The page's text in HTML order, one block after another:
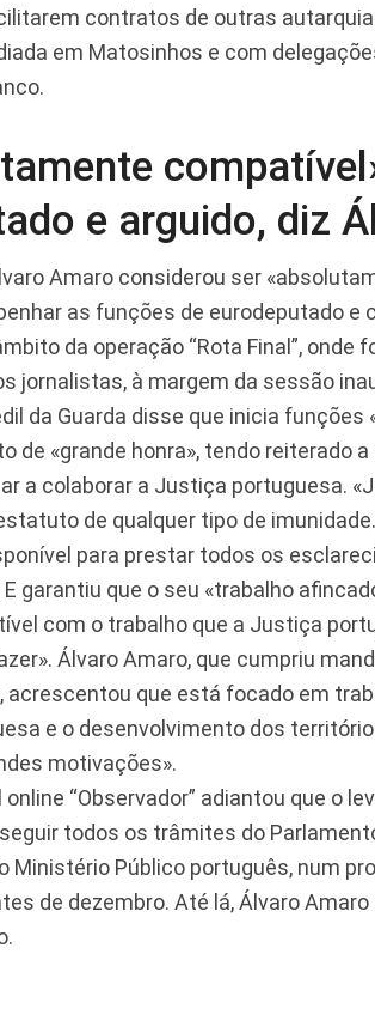
contratos de outras
em Matosinhos e com
e arguido, diz
Amaro considerou ser
as funções de eurodeputado e
da operação “Rota Final”, onde
jornalistas, à margem da sessão
da Guarda disse que inicia funções
de «grande honra», tendo reiterado
a colaborar a Justiça portuguesa.
de qualquer tipo de
para prestar todos os
garantiu que o seu «trabalho
com o trabalho que a Justiça
Álvaro Amaro, que cumpriu
acrescentou que está focado em
e o desenvolvimento dos
motivações».
“Observador” adiantou que o
todos os trâmites do
Ministério Público português, num
de dezembro. Até lá, Álvaro